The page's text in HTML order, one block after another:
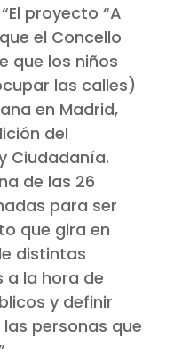
“El proyecto “A
el Concello
que los niños
las calles)
en Madrid,
del
Ciudadanía.
de las 26
para ser
que gira en
distintas
a la hora de
y definir
personas que